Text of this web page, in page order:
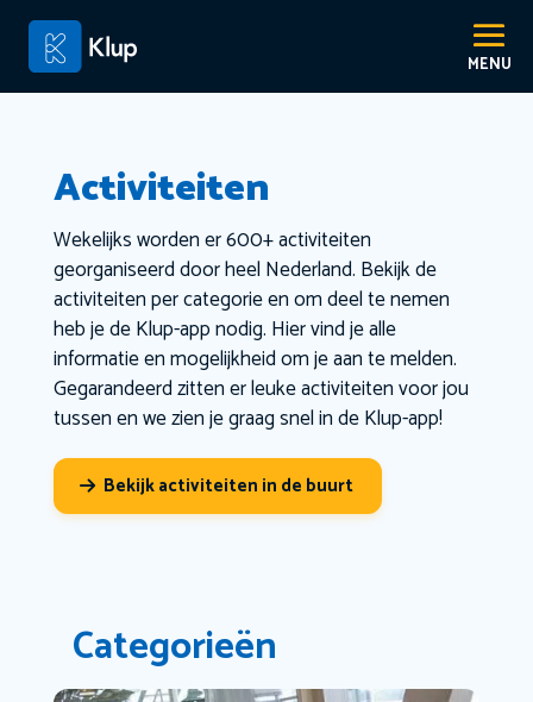
Activiteiten
Wekelijks worden er 600+ activiteiten
georganiseerd door heel Nederland. Bekijk de
activiteiten per categorie en om deel te nemen
heb je de Klup-app nodig. Hier vind je alle
informatie en mogelijkheid om je aan te melden.
Gegarandeerd zitten er leuke activiteiten voor jou
tussen en we zien je graag snel in de Klup-app!
Bekijk activiteiten in de buurt
Categorieën